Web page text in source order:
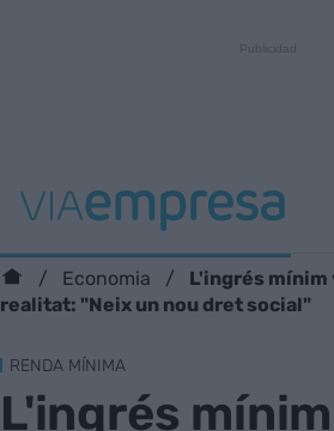
Economia
L'ingrés mínim
realitat: "Neix un nou dret social"
RENDA MÍNIMA
L'ingrés